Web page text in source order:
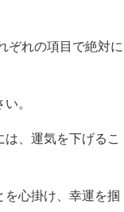
ぞれの項目で絶対に
。
、運気を下げるこ
心掛け、幸運を掴